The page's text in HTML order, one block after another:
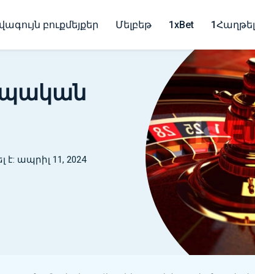
բուքմեյքեր Մելբեթ 1xBet 1Հաղթել
ապրիլ 11, 2024